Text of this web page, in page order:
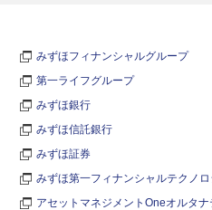
みずほフィナンシャルグループ
第一ライフグループ
みずほ銀行
みずほ信託銀行
みずほ証券
みずほ第一フィナンシャルテクノロ
アセットマネジメントOneオルタ